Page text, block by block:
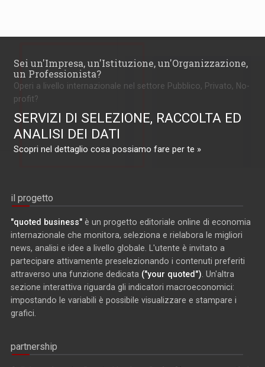
Sei un'Impresa, un'Istituzione, un'Organizzazione,
un Professionista?
Operi a livello internazionale nel settore Pubblico, Privato, No-
profit?
SERVIZI DI SELEZIONE, RACCOLTA ED
ANALISI DEI DATI
Scopri nel dettaglio cosa possiamo fare per te »
il progetto
"quoted business" è un progetto editoriale online di economia
internazionale che monitora, seleziona e rielabora le migliori
news, analisi e idee a livello globale. L'utente è invitato a
partecipare attivamente preselezionando i contenuti preferiti
attraverso una funzione dedicata ("your quoted") . Un'altra
sezione interattiva riguarda gli indicatori macroeconomici:
impostando le variabili è possibile visualizzare e stampare i
grafici.
partnership